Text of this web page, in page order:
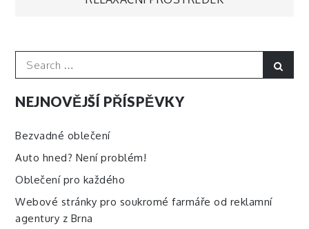
Search
for:
NEJNOVĚJŠÍ PŘÍSPĚVKY
Bezvadné oblečení
Auto hned? Není problém!
Oblečení pro každého
Webové stránky pro soukromé farmáře od reklamní
agentury z Brna